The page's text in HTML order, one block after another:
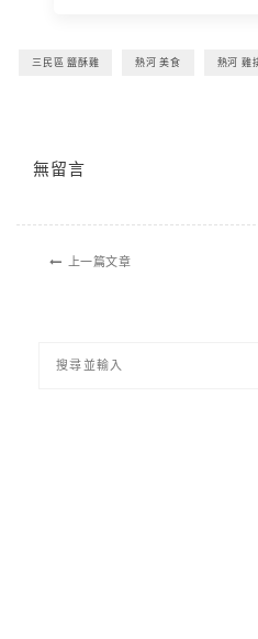
三民區 鹽酥雞 熱河 美食 熱河 雞
無留言
上一篇文章